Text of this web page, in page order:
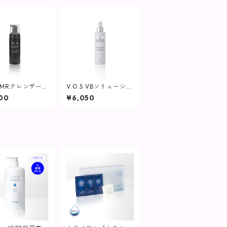
クレンザー /
SPICARE】
V.O.S VBソリューショ
ン / 150ml【SPICAR
E】
¥6,050